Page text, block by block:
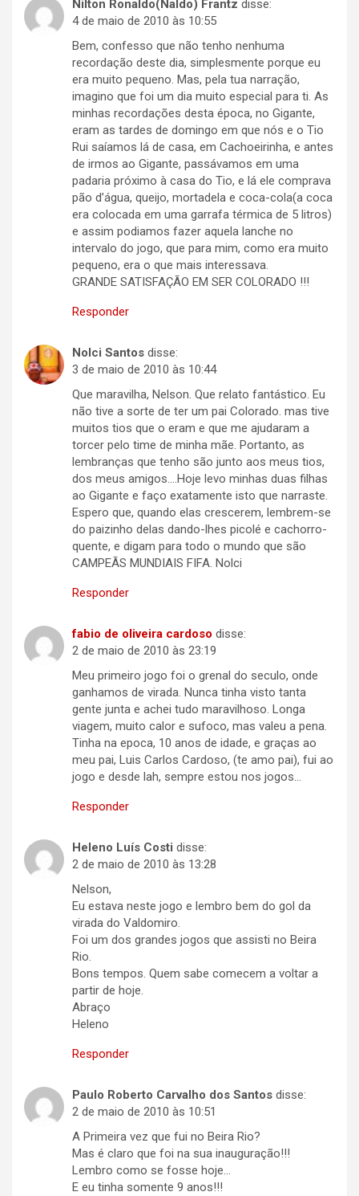
Nilton Ronaldo(Naldo) Frantz disse:
4 de maio de 2010 às 10:55
Bem, confesso que não tenho nenhuma
recordação deste dia, simplesmente porque eu
era muito pequeno. Mas, pela tua narração,
imagino que foi um dia muito especial para ti. As
minhas recordações desta época, no Gigante,
eram as tardes de domingo em que nós e o Tio
Rui saíamos lá de casa, em Cachoeirinha, e antes
de irmos ao Gigante, passávamos em uma
padaria próximo à casa do Tio, e lá ele comprava
pão d’água, queijo, mortadela e coca-cola(a coca
era colocada em uma garrafa térmica de 5 litros)
e assim podiamos fazer aquela lanche no
intervalo do jogo, que para mim, como era muito
pequeno, era o que mais interessava.
GRANDE SATISFAÇÃO EM SER COLORADO !!!
Responder
Nolci Santos disse:
3 de maio de 2010 às 10:44
Que maravilha, Nelson. Que relato fantástico. Eu
não tive a sorte de ter um pai Colorado. mas tive
muitos tios que o eram e que me ajudaram a
torcer pelo time de minha mãe. Portanto, as
lembranças que tenho são junto aos meus tios,
dos meus amigos….Hoje levo minhas duas filhas
ao Gigante e faço exatamente isto que narraste.
Espero que, quando elas crescerem, lembrem-se
do paizinho delas dando-lhes picolé e cachorro-
quente, e digam para todo o mundo que são
CAMPEÃS MUNDIAIS FIFA. Nolci
Responder
fabio de oliveira cardoso disse:
2 de maio de 2010 às 23:19
Meu primeiro jogo foi o grenal do seculo, onde
ganhamos de virada. Nunca tinha visto tanta
gente junta e achei tudo maravilhoso. Longa
viagem, muito calor e sufoco, mas valeu a pena.
Tinha na epoca, 10 anos de idade, e graças ao
meu pai, Luis Carlos Cardoso, (te amo pai), fui ao
jogo e desde lah, sempre estou nos jogos…
Responder
Heleno Luís Costi disse:
2 de maio de 2010 às 13:28
Nelson,
Eu estava neste jogo e lembro bem do gol da
virada do Valdomiro.
Foi um dos grandes jogos que assisti no Beira
Rio.
Bons tempos. Quem sabe comecem a voltar a
partir de hoje.
Abraço
Heleno
Responder
Paulo Roberto Carvalho dos Santos disse:
2 de maio de 2010 às 10:51
A Primeira vez que fui no Beira Rio?
Mas é claro que foi na sua inauguração!!!
Lembro como se fosse hoje…
E eu tinha somente 9 anos!!!